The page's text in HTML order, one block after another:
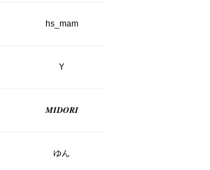
hs_mam
Y
𝑴𝑰𝑫𝑶𝑹𝑰
ゆん